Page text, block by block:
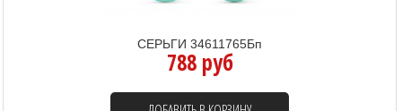
СЕРЬГИ 34611765Бп
788 руб